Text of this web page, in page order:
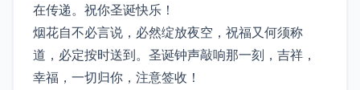
在传递。祝你圣诞快乐！
烟花自不必言说，必然绽放夜空，祝福又何须称
道，必定按时送到。圣诞钟声敲响那一刻，吉祥，
幸福，一切归你，注意签收！